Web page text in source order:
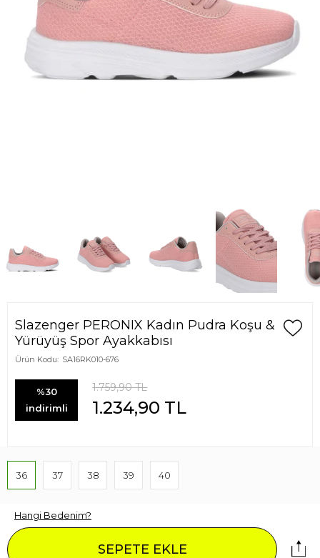
Slazenger PERONIX Kadın Pudra Koşu &
Yürüyüş Spor Ayakkabısı
Ürün Kodu: SA16RK010-676
%30
indirimli
1.759,90TL
1.234,90 TL
36 37 38 39 40
Hangi Bedenim?
SEPETE EKLE